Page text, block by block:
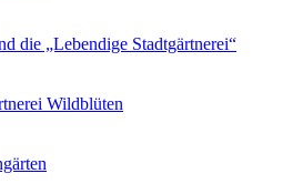
die „Lebendige Stadtgärtnerei“
Wildblüten